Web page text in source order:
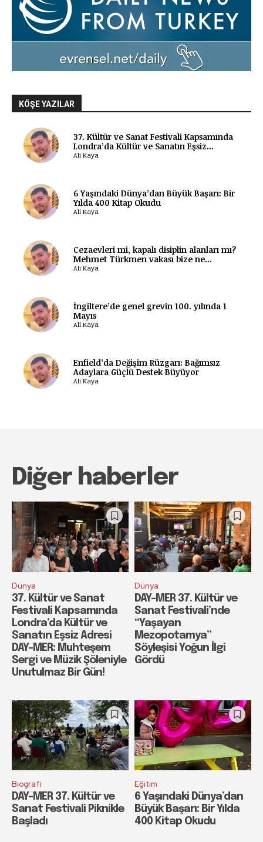
KÖŞE YAZILAR
37. Kültür ve Sanat Festivali Kapsamında
Londra’da Kültür ve Sanatın Eşsiz...
Ali Kaya
6 Yaşındaki Dünya’dan Büyük Başarı: Bir
Yılda 400 Kitap Okudu
Ali Kaya
Cezaevleri mi, kapalı disiplin alanları mı?
Mehmet Türkmen vakası bize ne...
Ali Kaya
İngiltere’de genel grevin 100. yılında 1
Mayıs
Ali Kaya
Enfield’da Değişim Rüzgarı: Bağımsız
Adaylara Güçlü Destek Büyüyor
Ali Kaya
Diğer haberler
Dünya
37. Kültür ve Sanat
Festivali Kapsamında
Londra’da Kültür ve
Sanatın Eşsiz Adresi
DAY-MER: Muhteşem
Sergi ve Müzik Şöleniyle
Unutulmaz Bir Gün!
Dünya
DAY-MER 37. Kültür ve
Sanat Festivali’nde
“Yaşayan
Mezopotamya”
Söyleşisi Yoğun İlgi
Gördü
Biografi
DAY-MER 37. Kültür ve
Sanat Festivali Piknikle
Başladı
Eğitim
6 Yaşındaki Dünya’dan
Büyük Başarı: Bir Yılda
400 Kitap Okudu